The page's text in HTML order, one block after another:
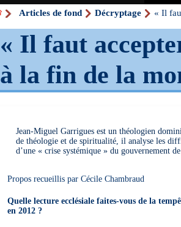
Articles de fond Décryptage « Il
« Il faut
à la fin de la
Jean-Miguel Garrigues est un théologien
de théologie et de spiritualité, il analyse les
d’une « crise systémique » du gouvernement
Propos recueillis par Cécile Chambraud
Quelle lecture ecclésiale faites-vous de la
en 2012 ?